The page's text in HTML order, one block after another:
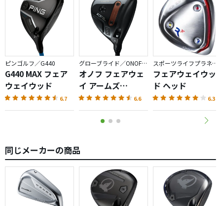
ピンゴルフ／G440
G440 MAX フェア
ウェイウッド
6.7
グローブライド／ONOFF AKA
オノフ フェアウェ
イ アームズ
AKA（2026）
6.6
スポーツライフプラネッツ／RODDIO
フェアウェイウッ
ド ヘッド
6.3
同じメーカーの商品